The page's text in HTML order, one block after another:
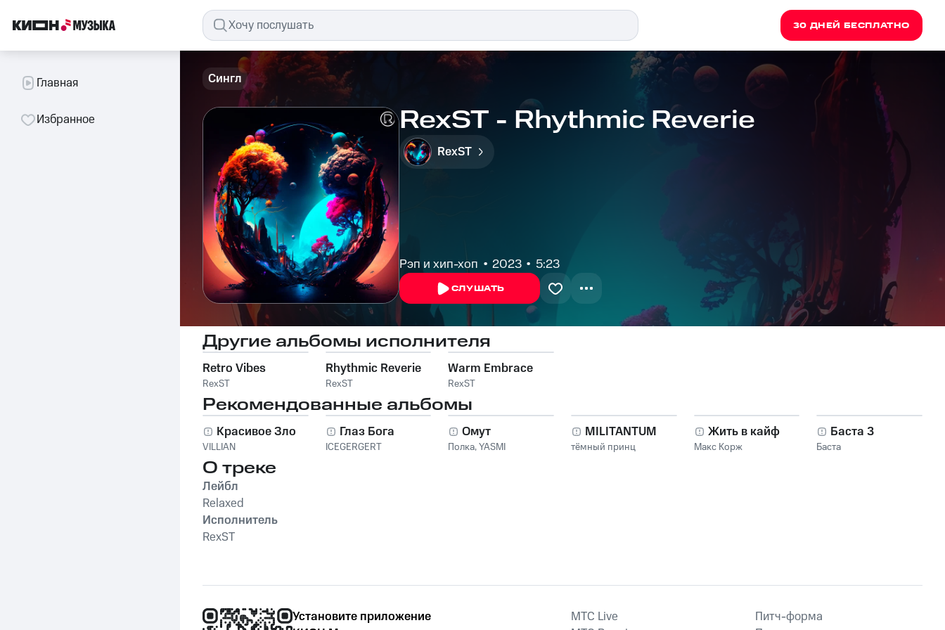
30 ДНЕЙ БЕСПЛАТНО
Главная
Избранное
Сингл
RexST - Rhythmic Reverie
RexST
Рэп и хип-хоп 2023 5:23
СЛУШАТЬ
Другие альбомы исполнителя
Retro Vibes
RexST
Rhythmic Reverie
RexST
Warm Embrace
RexST
Рекомендованные альбомы
Красивое Зло
VILLIAN
Глаз Бога
ICEGERGERT
Омут
Полка,YASMI
MILITANTUM
тёмный принц
Жить в кайф
Макс Корж
Баста 3
Баста
О треке
Лейбл
Relaxed
Исполнитель
RexST
Установите приложение
MTС Live
Питч-форма